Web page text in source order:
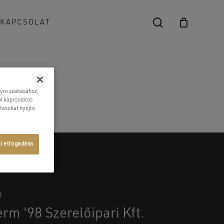
KAPCSOLAT search
'98 Szerelőipari Kft.
szabásához,
kapcsolatos
nyújtó
elfogadása